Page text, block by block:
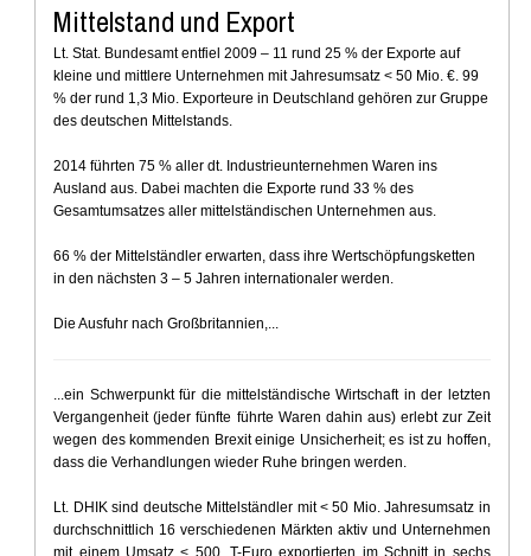
Mittelstand und Export
Lt. Stat. Bundesamt entfiel 2009 – 11 rund 25 % der Exporte auf
kleine und mittlere Unternehmen mit Jahresumsatz < 50 Mio. €. 99
% der rund 1,3 Mio. Exporteure in Deutschland gehören zur Gruppe
des deutschen Mittelstands.
2014 führten 75 % aller dt. Industrieunternehmen Waren ins
Ausland aus. Dabei machten die Exporte rund 33 % des
Gesamtumsatzes aller mittelständischen Unternehmen aus.
66 % der Mittelständler erwarten, dass ihre Wertschöpfungsketten
in den nächsten 3 – 5 Jahren internationaler werden.
Die Ausfuhr nach Großbritannien,...
...ein Schwerpunkt für die mittelständische Wirtschaft in der letzten
Vergangenheit (jeder fünfte führte Waren dahin aus) erlebt zur Zeit
wegen des kommenden Brexit einige Unsicherheit; es ist zu hoffen,
dass die Verhandlungen wieder Ruhe bringen werden.
Lt. DHIK sind deutsche Mittelständler mit < 50 Mio. Jahresumsatz in
durchschnittlich 16 verschiedenen Märkten aktiv und Unternehmen